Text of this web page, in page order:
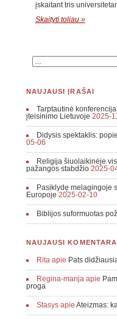
įskaitant tris
Skaityti toliau »
NAUJAUSI ĮRAŠAI
Tarptautinė
įteisinimo Lietuvoje 2025-
Didysis spektaklis:
05-06
Religija šiuolaikinėje
pažangos stabdžio 2025-
Pasiklydę melagingoje
Europoje 2025-02-10
Biblijos suformuotas
NAUJAUSI
Ritaapie Pats
Regina-marijaapie
proga
Stasysapie Ateizmas: